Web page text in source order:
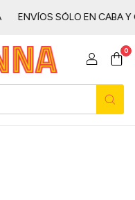
ENVÍOS SÓLO EN CABA Y GBAㅤㅤ
0